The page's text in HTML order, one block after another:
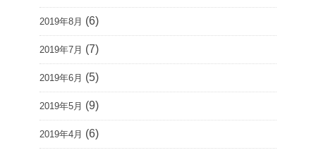
2019年8月 (6)
2019年7月 (7)
2019年6月 (5)
2019年5月 (9)
2019年4月 (6)